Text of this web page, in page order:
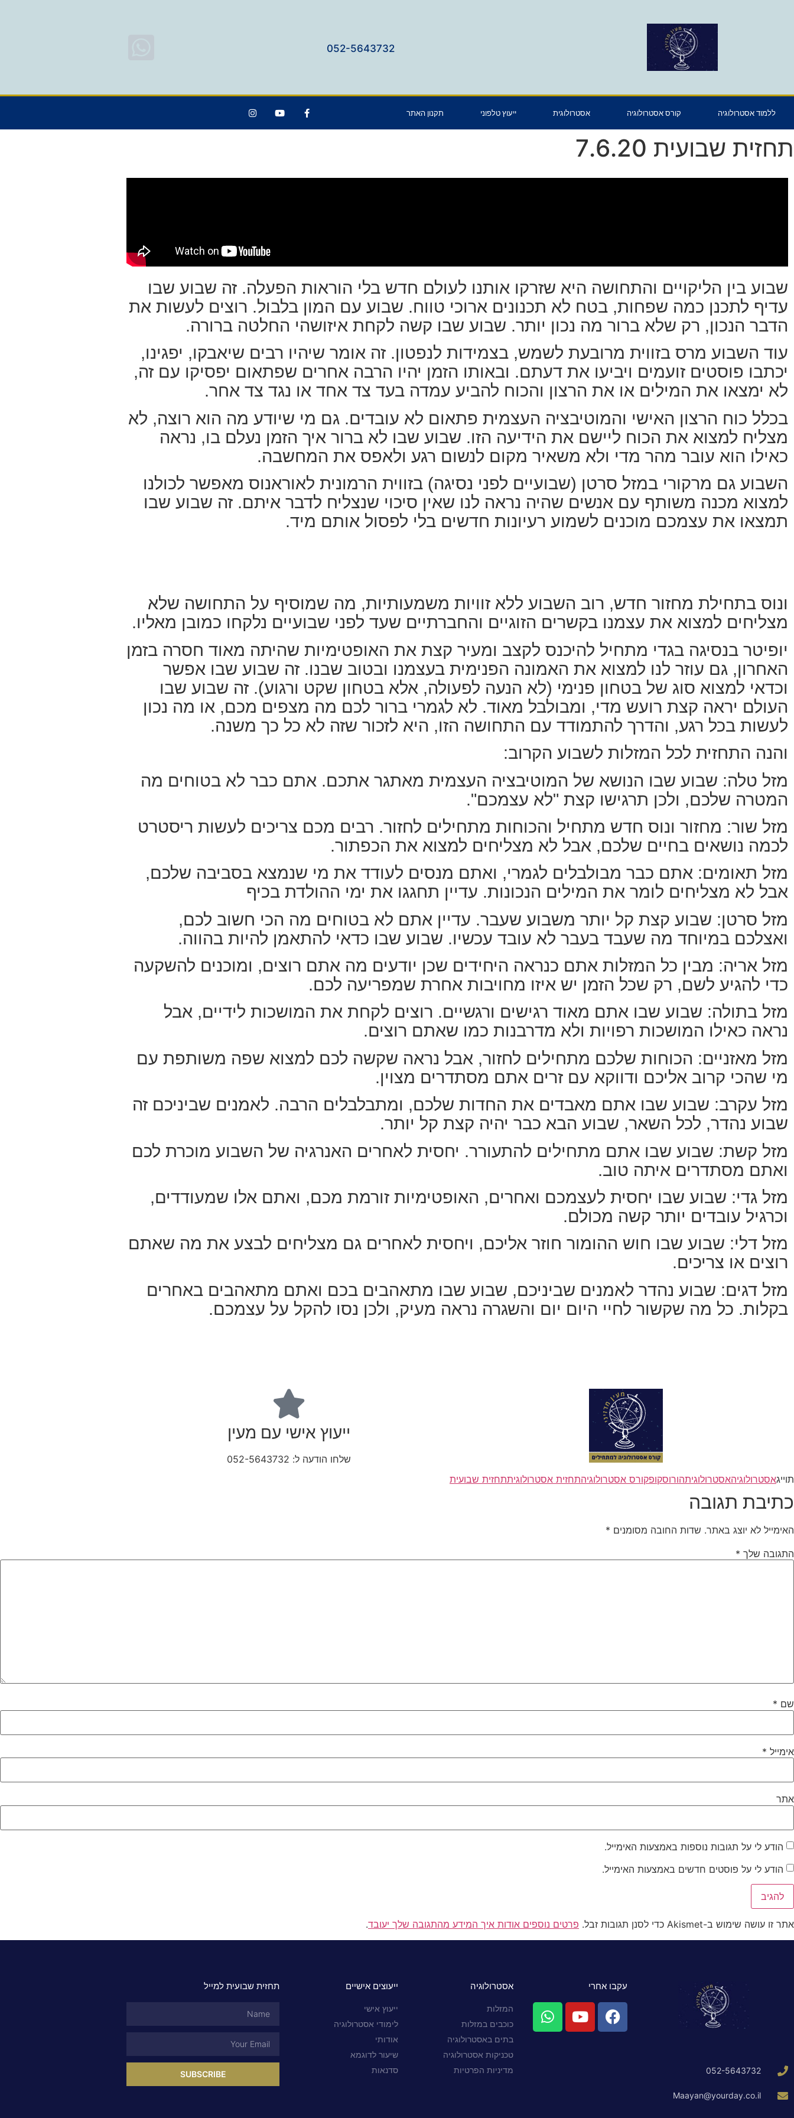
052-5643732
ללמוד אסטרולוגיה קורס אסטרולוגיה אסטרולוגית ייעוץ טלפוני תקנון האתר
תחזית שבועית 7.6.20
שבוע בין הליקויים והתחושה היא שזרקו אותנו לעולם חדש בלי הוראות הפעלה. זה שבוע שבו
עדיף לתכנן כמה שפחות, בטח לא תכנונים ארוכי טווח. שבוע עם המון בלבול. רוצים לעשות את
הדבר הנכון, רק שלא ברור מה נכון יותר. שבוע שבו קשה לקחת איזושהי החלטה ברורה.
עוד השבוע מרס בזווית מרובעת לשמש, בצמידות לנפטון. זה אומר שיהיו רבים שיאבקו, יפגינו,
יכתבו פוסטים זועמים ויביעו את דעתם. ובאותו הזמן יהיו הרבה אחרים שפתאום יפסיקו עם זה,
לא ימצאו את המילים או את הרצון והכוח להביע עמדה בעד צד אחד או נגד צד אחר.
בכלל כוח הרצון האישי והמוטיבציה העצמית פתאום לא עובדים. גם מי שיודע מה הוא רוצה, לא
מצליח למצוא את הכוח ליישם את הידיעה הזו. שבוע שבו לא ברור איך הזמן נעלם בו, נראה
כאילו הוא עובר מהר מדי ולא משאיר מקום לנשום רגע ולאפס את המחשבה.
השבוע גם מרקורי במזל סרטן (שבועיים לפני נסיגה) בזווית הרמונית לאוראנוס מאפשר לכולנו
למצוא מכנה משותף עם אנשים שהיה נראה לנו שאין סיכוי שנצליח לדבר איתם. זה שבוע שבו
תמצאו את עצמכם מוכנים לשמוע רעיונות חדשים בלי לפסול אותם מיד.
ונוס בתחילת מחזור חדש, רוב השבוע ללא זוויות משמעותיות, מה שמוסיף על התחושה שלא
מצליחים למצוא את עצמנו בקשרים הזוגיים והחברתיים שעד לפני שבועיים נלקחו כמובן מאליו.
יופיטר בנסיגה בגדי מתחיל להיכנס לקצב ומעיר קצת את האופטימיות שהיתה מאוד חסרה בזמן
האחרון, גם עוזר לנו למצוא את האמונה הפנימית בעצמנו ובטוב שבנו. זה שבוע שבו אפשר
וכדאי למצוא סוג של בטחון פנימי (לא הנעה לפעולה, אלא בטחון שקט ורגוע). זה שבוע שבו
העולם יראה קצת רועש מדי, ומבולבל מאוד. לא לגמרי ברור לכם מה מצפים מכם, או מה נכון
לעשות בכל רגע, והדרך להתמודד עם התחושה הזו, היא לזכור שזה לא כל כך משנה.
והנה התחזית לכל המזלות לשבוע הקרוב:
מזל טלה: שבוע שבו הנושא של המוטיבציה העצמית מאתגר אתכם. אתם כבר לא בטוחים מה
המטרה שלכם, ולכן תרגישו קצת "לא עצמכם".
מזל שור: מחזור ונוס חדש מתחיל והכוחות מתחילים לחזור. רבים מכם צריכים לעשות ריסטרט
לכמה נושאים בחיים שלכם, אבל לא מצליחים למצוא את הכפתור.
מזל תאומים: אתם כבר מבולבלים לגמרי, ואתם מנסים לעודד את מי שנמצא בסביבה שלכם,
אבל לא מצליחים לומר את המילים הנכונות. עדיין תחגגו את ימי ההולדת בכיף
מזל סרטן: שבוע קצת קל יותר משבוע שעבר. עדיין אתם לא בטוחים מה הכי חשוב לכם,
ואצלכם במיוחד מה שעבד בעבר לא עובד עכשיו. שבוע שבו כדאי להתאמן להיות בהווה.
מזל אריה: מבין כל המזלות אתם כנראה היחידים שכן יודעים מה אתם רוצים, ומוכנים להשקעה
כדי להגיע לשם, רק שכל הזמן יש איזו מחויבות אחרת שמפריעה לכם.
מזל בתולה: שבוע שבו אתם מאוד רגישים ורגשיים. רוצים לקחת את המושכות לידיים, אבל
נראה כאילו המושכות רפויות ולא מדרבנות כמו שאתם רוצים.
מזל מאזניים: הכוחות שלכם מתחילים לחזור, אבל נראה שקשה לכם למצוא שפה משותפת עם
מי שהכי קרוב אליכם ודווקא עם זרים אתם מסתדרים מצוין.
מזל עקרב: שבוע שבו אתם מאבדים את החדות שלכם, ומתבלבלים הרבה. לאמנים שביניכם זה
שבוע נהדר, לכל השאר, שבוע הבא כבר יהיה קצת קל יותר.
מזל קשת: שבוע שבו אתם מתחילים להתעורר. יחסית לאחרים האנרגיה של השבוע מוכרת לכם
ואתם מסתדרים איתה טוב.
מזל גדי: שבוע שבו יחסית לעצמכם ואחרים, האופטימיות זורמת מכם, ואתם אלו שמעודדים,
וכרגיל עובדים יותר קשה מכולם.
מזל דלי: שבוע שבו חוש ההומור חוזר אליכם, ויחסית לאחרים גם מצליחים לבצע את מה שאתם
רוצים או צריכים.
מזל דגים: שבוע נהדר לאמנים שביניכם, שבוע שבו מתאהבים בכם ואתם מתאהבים באחרים
בקלות. כל מה שקשור לחיי היום יום והשגרה נראה מעיק, ולכן נסו להקל על עצמכם.
ייעוץ אישי עם מעין
שלחו הודעה ל: 052-5643732
תוייגאסטרולוגיהאסטרולוגיתהורוסקופקורס אסטרולוגיהתחזית אסטרולוגיתתחזית שבועית
כתיבת תגובה
האימייל לא יוצג באתר. שדות החובה מסומנים *
התגובה שלך *
שם *
אימייל *
אתר
הודע לי על תגובות נוספות באמצעות האימייל.
הודע לי על פוסטים חדשים באמצעות האימייל.
אתר זו עושה שימוש ב-Akismet כדי לסנן תגובות זבל. פרטים נוספים אודות איך המידע מהתגובה שלך יעובד.
052-5643732
Maayan@yourday.co.il
עקבו אחרי אסטרולוגיה
המזלות
כוכבים במזלות
בתים באסטרולוגיה
טכניקות אסטרולוגיה
מדיניות הפרטיות
ייעוצים אישיים
ייעוץ אישי
לימודי אסטרולוגיה
אודותי
שיעור לדוגמא
סדנאות
תחזית שבועית למייל
SUBSCRIBE